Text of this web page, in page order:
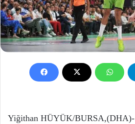
Yiğithan HÜYÜK/BURSA,(DHA)-